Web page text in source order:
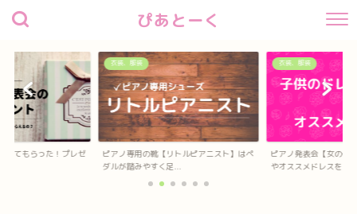
ぴあとーく
してもらった！プレゼ
衣装、服装
ピアノ専用の靴【リトルピアニスト】はペ
ダルが踏みやすく足...
衣装、服装
ピアノ発表会【女の子
やオススメドレスを...